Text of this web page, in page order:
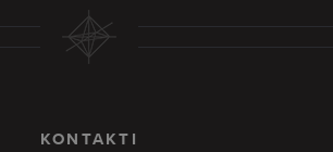
KONTAKTI